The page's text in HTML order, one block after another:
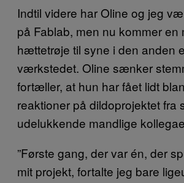
Indtil videre har Oline og jeg
på Fablab, men nu kommer en
hættetrøje til syne i den anden
værkstedet. Oline sænker
fortæller, at hun har fået lidt
reaktioner på dildoprojektet fra
udelukkende mandlige
”Første gang, der var én, der
mit projekt, fortalte jeg bare